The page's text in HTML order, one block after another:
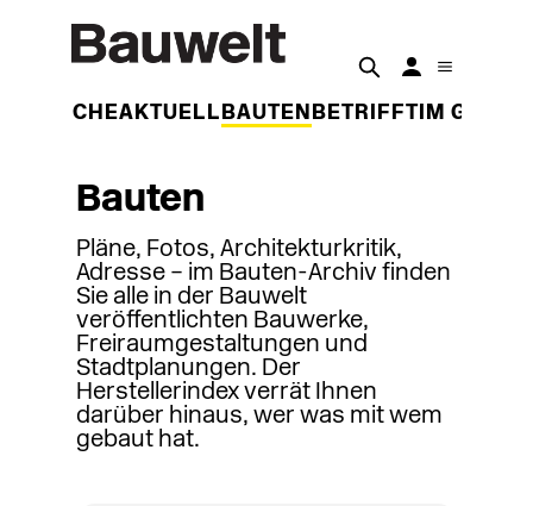
WOCHEAKTUELL BAUTEN BETRIFFT IM
Bauten
Pläne, Fotos, Architekturkritik,
Adresse – im Bauten-Archiv finden
Sie alle in der Bauwelt
veröffentlichten Bauwerke,
Freiraumgestaltungen und
Stadtplanungen. Der
Herstellerindex verrät Ihnen
darüber hinaus, wer was mit wem
gebaut hat.